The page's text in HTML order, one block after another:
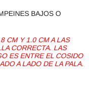
BAJOS O
CM Y 1.0 CM A LAS
CORRECTA. LAS
ES ENTRE EL COSIDO
A LADO DE LA PALA.